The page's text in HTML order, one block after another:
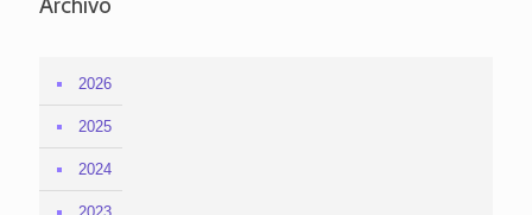
2026
2025
2024